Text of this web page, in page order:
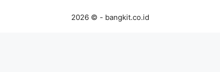
2026 © - bangkit.co.id